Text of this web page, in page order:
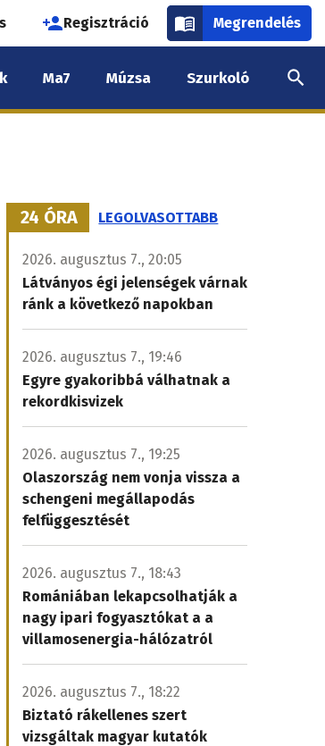
Regisztráció Megrendelés
Ma7 Múzsa Szurkoló
24 ÓRA LEGOLVASOTTABB
2026. augusztus 7., 20:05
Látványos égi jelenségek várnak
ránk a következő napokban
2026. augusztus 7., 19:46
Egyre gyakoribbá válhatnak a
rekordkisvizek
2026. augusztus 7., 19:25
Olaszország nem vonja vissza a
schengeni megállapodás
felfüggesztését
2026. augusztus 7., 18:43
Romániában lekapcsolhatják a
nagy ipari fogyasztókat a a
villamosenergia-hálózatról
2026. augusztus 7., 18:22
Biztató rákellenes szert
vizsgáltak magyar kutatók